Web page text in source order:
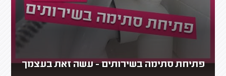
פתיחת סתימה בשירותים - עשה זאת בעצמך